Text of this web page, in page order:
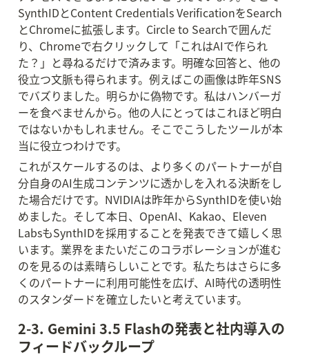
SynthIDとContent Credentials VerificationをSearch
とChromeに拡張します。Circle to Searchで囲んだ
り、Chromeで右クリックして「これはAIで作られ
た？」と尋ねるだけで済みます。明確な回答と、他の
役立つ文脈も得られます。例えばこの画像は昨年SNS
でバズりました。明らかに偽物です。私はハンバーガ
ーを食べませんから。他の人にとってはこれほど明白
ではないかもしれません。そこでこうしたツールが本
当に役立つわけです。
これがスケールするのは、より多くのパートナーが自
分自身のAI生成コンテンツに透かしを入れる決断をし
た場合だけです。NVIDIAは昨年からSynthIDを使い始
めました。そして本日、OpenAI、Kakao、Eleven
LabsもSynthIDを採用することを発表できて嬉しく思
います。業界をまたいだこのコラボレーションが進む
のを見るのは素晴らしいことです。私たちはさらに多
くのパートナーに利用可能性を広げ、AI時代の透明性
のスタンダードを確立したいと考えています。
2-3. Gemini 3.5 Flashの発表と社内導入の
フィードバックループ